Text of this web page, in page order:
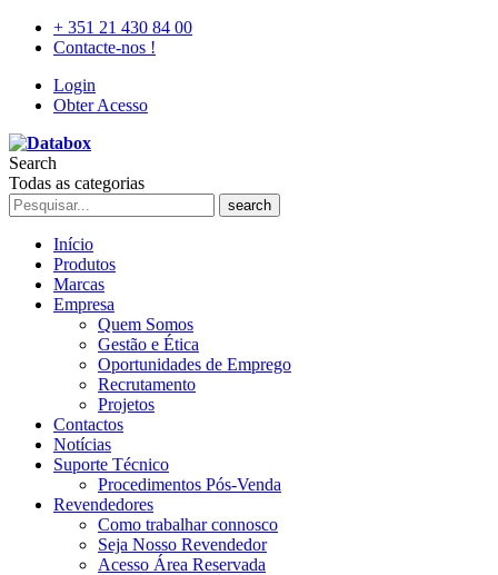
+ 351 21 430 84 00
Contacte-nos !
Login
Obter Acesso
Search
Todas as categorias
search
Início
Produtos
Marcas
Empresa
Quem Somos
Gestão e Ética
Oportunidades de Emprego
Recrutamento
Projetos
Contactos
Notícias
Suporte Técnico
Procedimentos Pós-Venda
Revendedores
Como trabalhar connosco
Seja Nosso Revendedor
Acesso Área Reservada